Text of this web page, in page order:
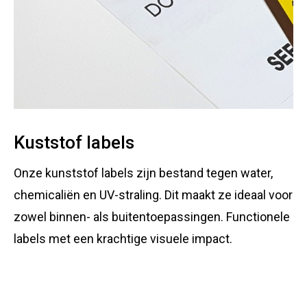
Kuststof labels
Onze kunststof labels zijn bestand tegen water,
chemicaliën en UV-straling. Dit maakt ze ideaal voor
zowel binnen- als buitentoepassingen. Functionele
labels met een krachtige visuele impact.